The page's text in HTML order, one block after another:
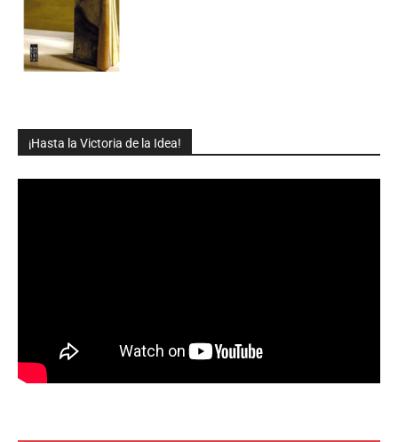
¡Hasta la Victoria de la Idea!